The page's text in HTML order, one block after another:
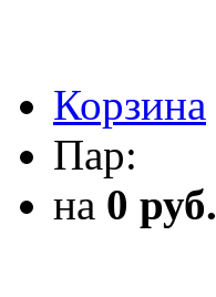
Корзина
Пар:
на 0 руб.